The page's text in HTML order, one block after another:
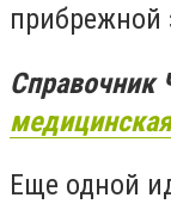
прибрежной
Справочник
Еще одной